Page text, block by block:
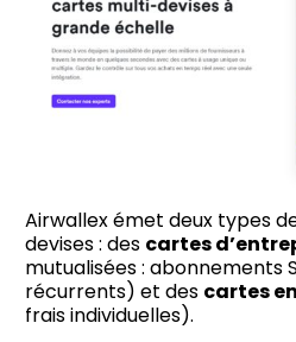
Airwallex émet deux types
devises : des cartes
mutualisées : abonnements
récurrents) et des cartes
frais individuelles).